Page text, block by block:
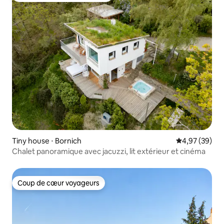
Tiny house ⋅ Bornich Évaluation
4,97 (39)
Chalet panoramique avec jacuzzi, lit extérieur et cinéma
Coup de cœur voyageurs
Coup de cœur voyageurs